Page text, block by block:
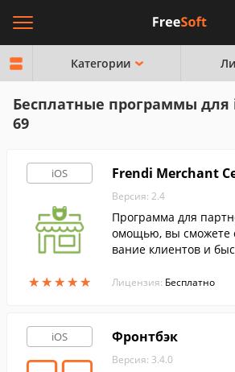
Категории
Бесплатные программы для
69
iOS
★★★★★
★★★★★
Frendi Merchant
Версия: 2.4
Программа для
омощью, вы сможете
вание клиентов и
и iPod Touch.
Лицензия: Бесплатно
iOS Фронтбэк
Версия: 3.4.0